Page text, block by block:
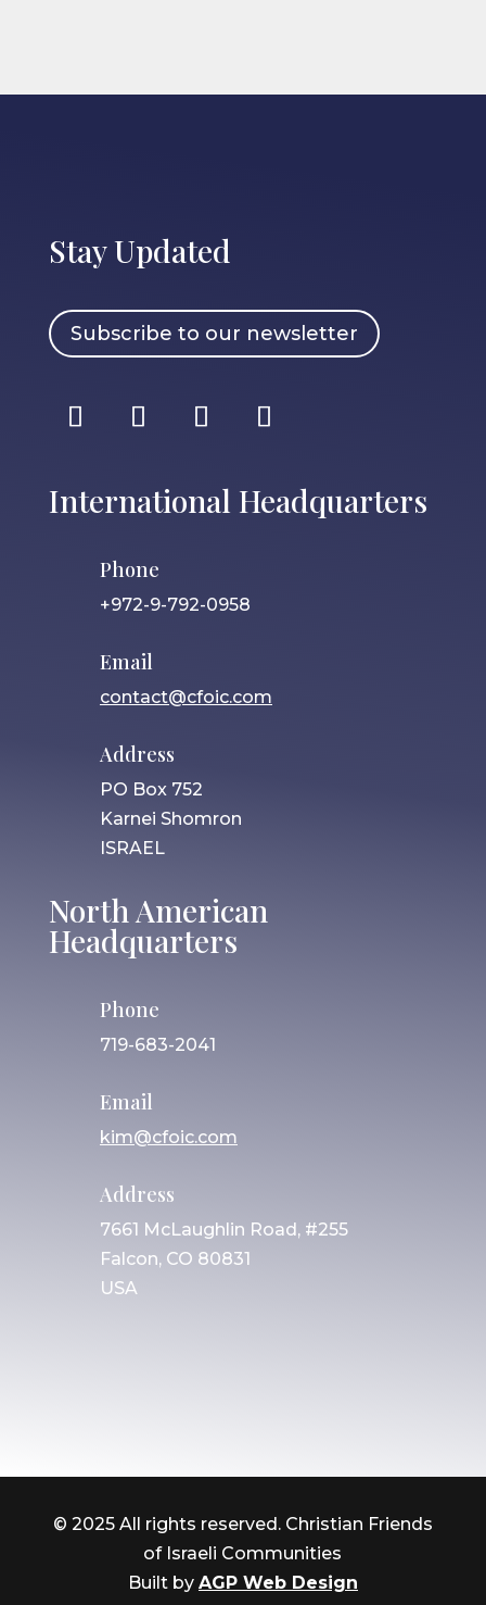
Stay Updated
Subscribe to our newsletter
International Headquarters
Phone
+972-9-792-0958
Email
contact@cfoic.com
Address
PO Box 752
Karnei Shomron
ISRAEL
North American
Headquarters
Phone
719-683-2041
Email
kim@cfoic.com
Address
7661 McLaughlin Road, #255
Falcon, CO 80831
USA
© 2025 All rights reserved. Christian Friends
of Israeli Communities
Built by AGP Web Design